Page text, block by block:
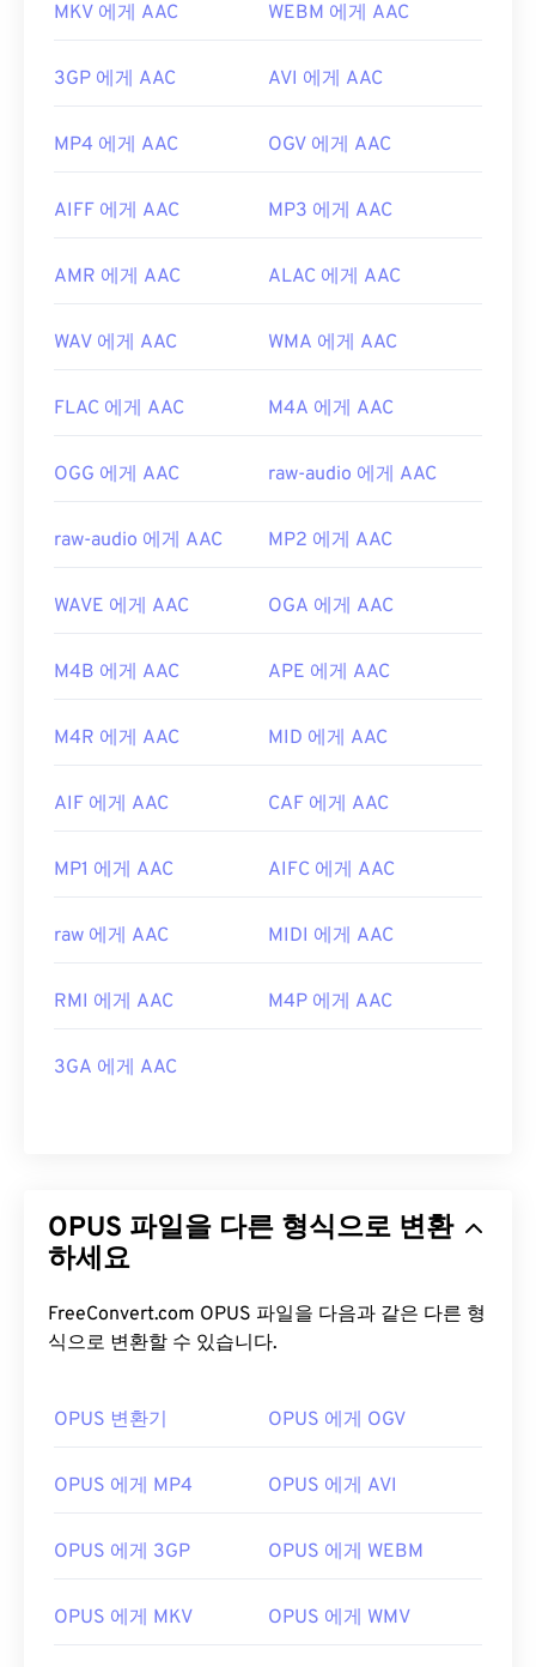
MKV 에게 AAC WEBM 에게 AAC
3GP 에게 AAC AVI 에게 AAC
MP4 에게 AAC OGV 에게 AAC
AIFF 에게 AAC MP3 에게 AAC
AMR 에게 AAC ALAC 에게 AAC
WAV 에게 AAC WMA 에게 AAC
FLAC 에게 AAC M4A 에게 AAC
OGG 에게 AAC raw-audio 에게 AAC
raw-audio 에게 AAC MP2 에게 AAC
WAVE 에게 AAC OGA 에게 AAC
M4B 에게 AAC APE 에게 AAC
M4R 에게 AAC MID 에게 AAC
AIF 에게 AAC CAF 에게 AAC
MP1 에게 AAC AIFC 에게 AAC
raw 에게 AAC MIDI 에게 AAC
RMI 에게 AAC M4P 에게 AAC
3GA 에게 AAC
OPUS 파일을 다른 형식으로 변환
하세요
FreeConvert.com OPUS 파일을 다음과 같은 다른 형
식으로 변환할 수 있습니다.
OPUS 변환기 OPUS 에게 OGV
OPUS 에게 MP4 OPUS 에게 AVI
OPUS 에게 3GP OPUS 에게 WEBM
OPUS 에게 MKV OPUS 에게 WMV